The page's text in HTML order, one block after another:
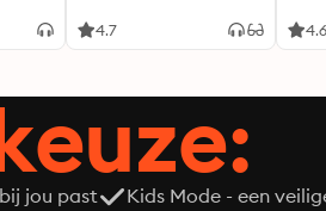
4.7 4.6
jou past Kids Mode - een